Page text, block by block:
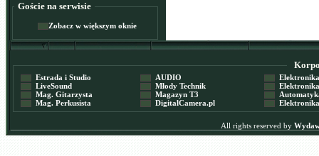
Goście na serwisie
Zobacz w większym oknie
Estrada i Studio
LiveSound
Mag. Gitarzysta
Mag. Perkusista
AUDIO
Młody Technik
Magazyn T3
DigitalCamera.pl
Elektronika
Elektronika
Automatyka
Elektronika
All rights reserved by